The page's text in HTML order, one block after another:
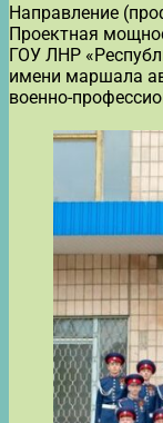
Направление
Проектная
ГОУ ЛНР
имени маршала
военно-